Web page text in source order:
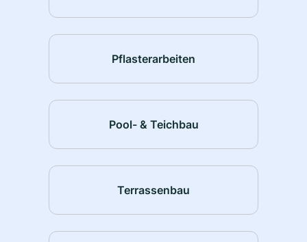
Pflasterarbeiten
Pool- & Teichbau
Terrassenbau